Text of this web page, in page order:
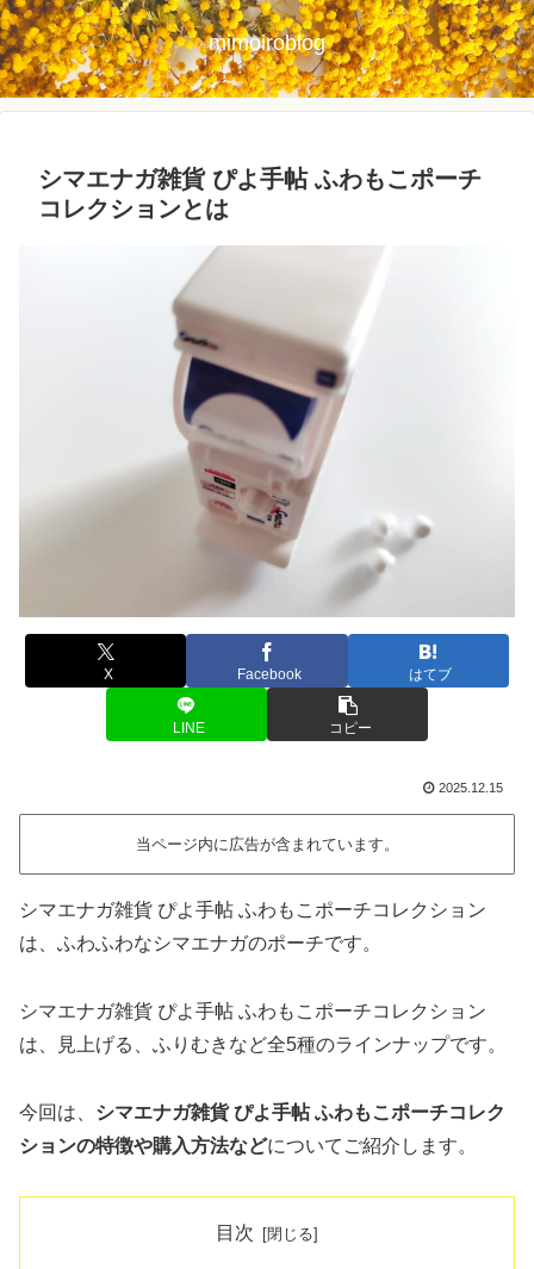
mimoiroblog
シマエナガ雑貨 ぴよ手帖 ふわもこポーチ
コレクションとは
X Facebook はてブ
LINE コピー
2025.12.15
当ページ内に広告が含まれています。
シマエナガ雑貨 ぴよ手帖 ふわもこポーチコレクション
は、ふわふわなシマエナガのポーチです。
シマエナガ雑貨 ぴよ手帖 ふわもこポーチコレクション
は、見上げる、ふりむきなど全5種のラインナップです。
今回は、 シマエナガ雑貨 ぴよ手帖 ふわもこポーチコレク
ションの特徴や購入方法などについてご紹介します。
目次